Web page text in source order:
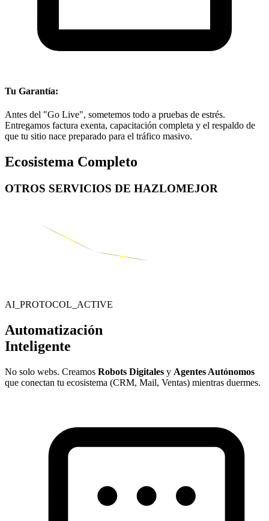
Tu Garantía:
Antes del "Go Live", sometemos todo a pruebas de estrés.
Entregamos factura exenta, capacitación completa y el respaldo de
que tu sitio nace preparado para el tráfico masivo.
Ecosistema Completo
OTROS SERVICIOS DE HAZLOMEJOR
AI_PROTOCOL_ACTIVE
Automatización
Inteligente
No solo webs. Creamos Robots Digitales y Agentes Autónomos
que conectan tu ecosistema (CRM, Mail, Ventas) mientras duermes.